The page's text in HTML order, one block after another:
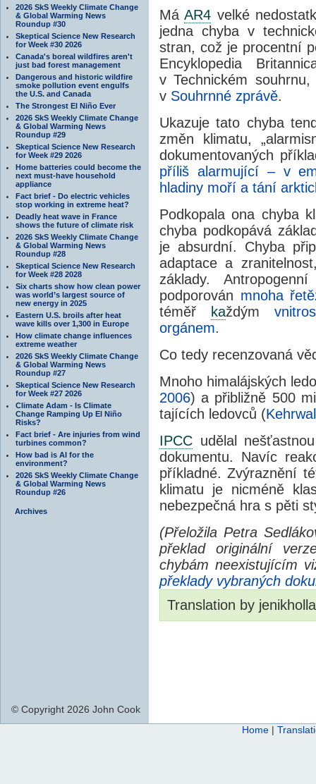
2026 SkS Weekly Climate Change
& Global Warming News
Roundup #30
Skeptical Science New Research
for Week #30 2026
Canada's boreal wildfires aren't
just bad forest management
Dangerous and historic wildfire
smoke pollution event engulfs
the U.S. and Canada
The Strongest El Niño Ever
2026 SkS Weekly Climate Change
& Global Warming News
Roundup #29
Skeptical Science New Research
for Week #29 2026
Home batteries could become the
next must-have household
appliance
Fact brief - Do electric vehicles
stop working in extreme heat?
Deadly heat wave in France
shows the future of climate risk
2026 SkS Weekly Climate Change
& Global Warming News
Roundup #28
Skeptical Science New Research
for Week #28 2028
Six charts show how clean power
was world’s largest source of
new energy in 2025
Eastern U.S. broils after heat
wave kills over 1,300 in Europe
How climate change influences
extreme weather
2026 SkS Weekly Climate Change
& Global Warming News
Roundup #27
Skeptical Science New Research
for Week #27 2026
Climate Adam - Is Climate
Change Ramping Up El Niño
Risks?
Fact brief - Are injuries from wind
turbines common?
How bad is AI for the
environment?
2026 SkS Weekly Climate Change
& Global Warming News
Roundup #26
Archives
MáAR4 velké
jedna chyba v
stran, což je procentní
Encyklopedia
v Technickém
v Souhrnné zprávě.
Ukazuje tato chyba
změn klimatu,
dokumentovaných
příliš alarmující – v
hladiny moří a tání
Podkopala ona chyba
chyba podkopává
je absurdní. Chyba
adaptace a
základy.
podporován mnoha
téměř
každým
orgánem.
Co tedy recenzovaná
Mnoho himalájských
2006) a přibližně 500
tajících ledovců (
IPCC udělal
dokumentu. Navíc
příkladné. Zvýraznění
klimatu je nicméně
nebezpečná hra s pěti
(Přeložila Petra
překlad originální
chybám neexistujícím
překlady vybraných
Translation by
© Copyright 2026 John Cook
Home |